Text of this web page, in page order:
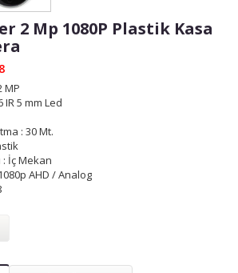
2 Mp 1080P Plastik Kasa
MP
IR 5 mm Led
: 30 Mt.
: İç Mekan
1080p AHD / Analog